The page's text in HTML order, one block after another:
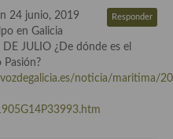
cremas frías
24 junio, 2019 Responder
en Galicia
JULIO ¿De dónde es el
Pasión?
noticia/maritima/